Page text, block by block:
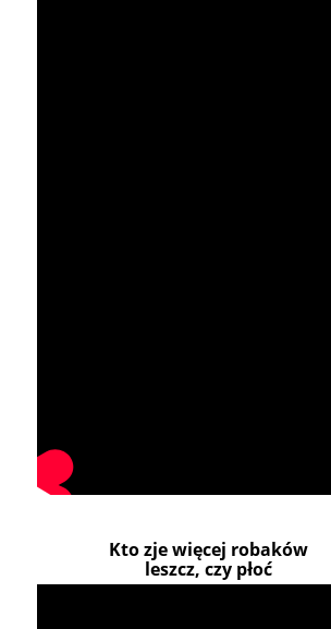
Kto zje więcej robaków
leszcz, czy płoć